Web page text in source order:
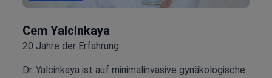
Cem Yalcinkaya
20 Jahre der Erfahrung
Dr. Yalcinkaya ist auf minimalinvasive gynäkologische